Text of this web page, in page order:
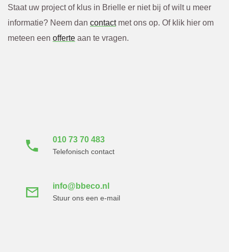
Staat uw project of klus in Brielle er niet bij of wilt u meer
informatie? Neem dan contactmet ons op. Of klik hier om
meteen een offerte aan te vragen.
010 73 70 483
Telefonisch contact
info@bbeco.nl
Stuur ons een e-mail